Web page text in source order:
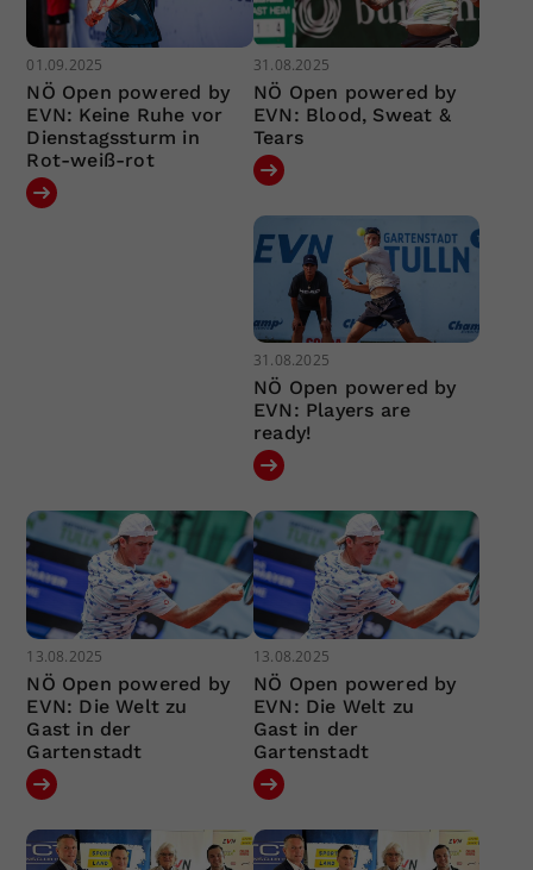
01.09.2025
NÖ Open powered by
EVN: Keine Ruhe vor
Dienstagssturm in
Rot-weiß-rot
31.08.2025
NÖ Open powered by
EVN: Blood, Sweat &
Tears
31.08.2025
NÖ Open powered by
EVN: Players are
ready!
13.08.2025
NÖ Open powered by
EVN: Die Welt zu
Gast in der
Gartenstadt
13.08.2025
NÖ Open powered by
EVN: Die Welt zu
Gast in der
Gartenstadt